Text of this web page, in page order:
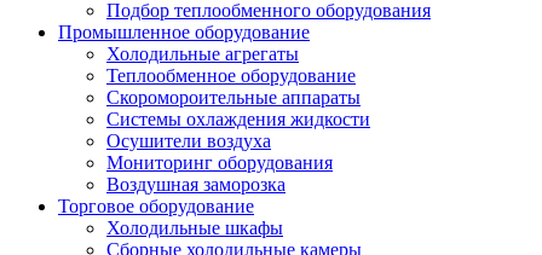
Подбор теплообменного оборудования
Промышленное оборудование
Холодильные агрегаты
Теплообменное оборудование
Скоромороительные аппараты
Системы охлаждения жидкости
Осушители воздуха
Мониторинг оборудования
Воздушная заморозка
Торговое оборудование
Холодильные шкафы
Сборные холодильные камеры